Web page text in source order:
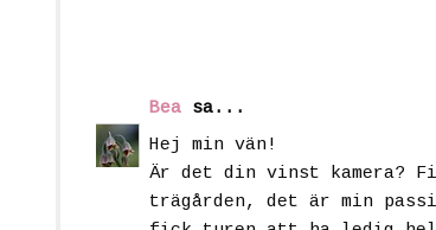
Bea sa...
Hej min vän!
Är det din vinst kamera?
trägården, det är min